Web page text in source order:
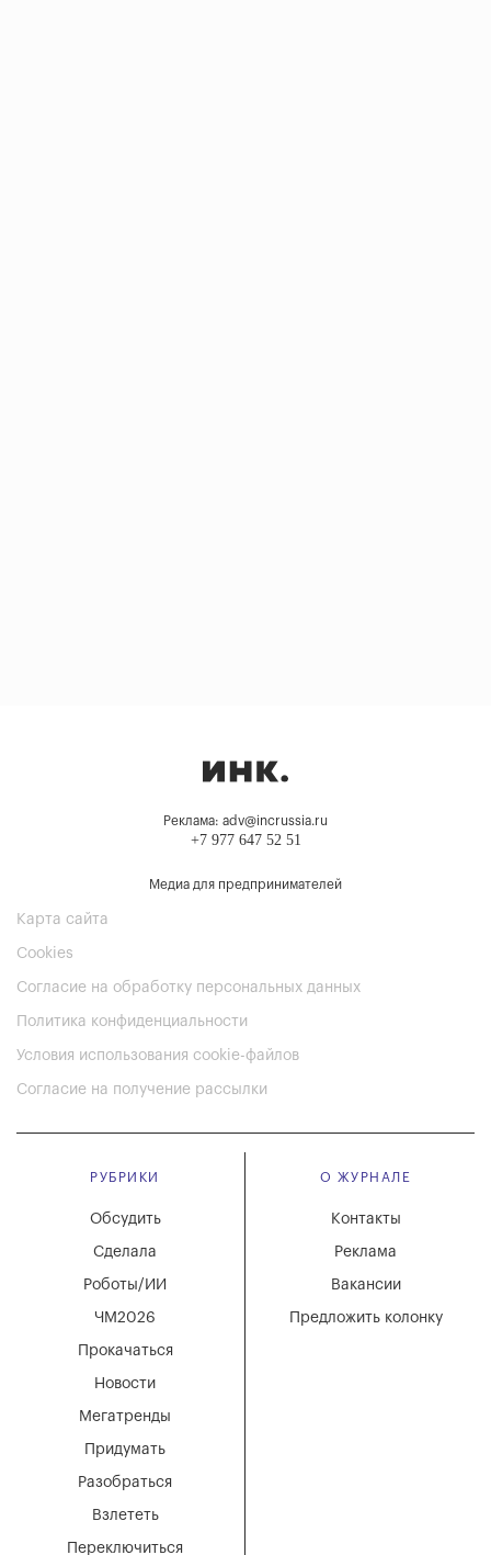
Реклама: adv@incrussia.ru
+7 977 647 52 51
Медиа для предпринимателей
Карта сайта
Cookies
Согласие на обработку персональных данных
Политика конфиденциальности
Условия использования cookie-файлов
Согласие на получение рассылки
РУБРИКИ
Мегатренды
Придумать
Разобраться
Взлететь
Новости
Переключиться
Обсудить
Сделала
Роботы/ИИ
ЧМ2026
Прокачаться
О ЖУРНАЛЕ
Вакансии
Реклама
Контакты
Предложить колонку